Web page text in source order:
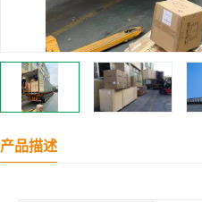
产品描述